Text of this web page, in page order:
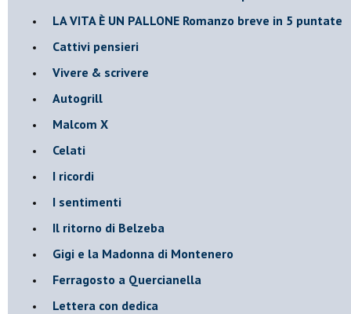
LA VITA È UN PALLONE Romanzo breve in 5 puntate
Cattivi pensieri
Vivere & scrivere
Autogrill
Malcom X
Celati
I ricordi
I sentimenti
Il ritorno di Belzeba
Gigi e la Madonna di Montenero
Ferragosto a Quercianella
Lettera con dedica